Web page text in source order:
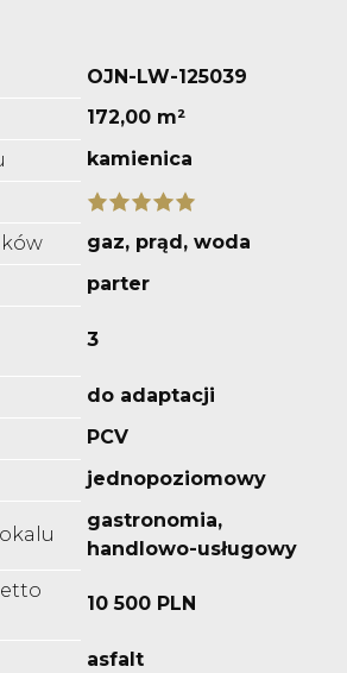
OJN-LW-125039
172,00 m²
kamienica
gaz, prąd, woda
parter
3
do adaptacji
PCV
jednopoziomowy
gastronomia,
handlowo-usługowy
10 500 PLN
asfalt